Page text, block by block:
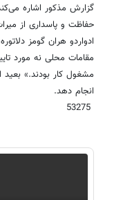
گزارش مذکور اشاره
حفاظت و پاسداری از
مقامات محلی نه مورد
مشغول کار بودند.»
انجام دهد.